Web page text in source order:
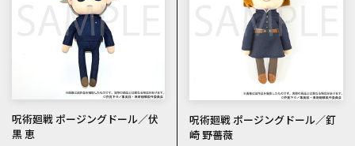
呪術廻戦 ポージングドール／伏
黒 恵
呪術廻戦 ポージングドール／釘
崎 野薔薇